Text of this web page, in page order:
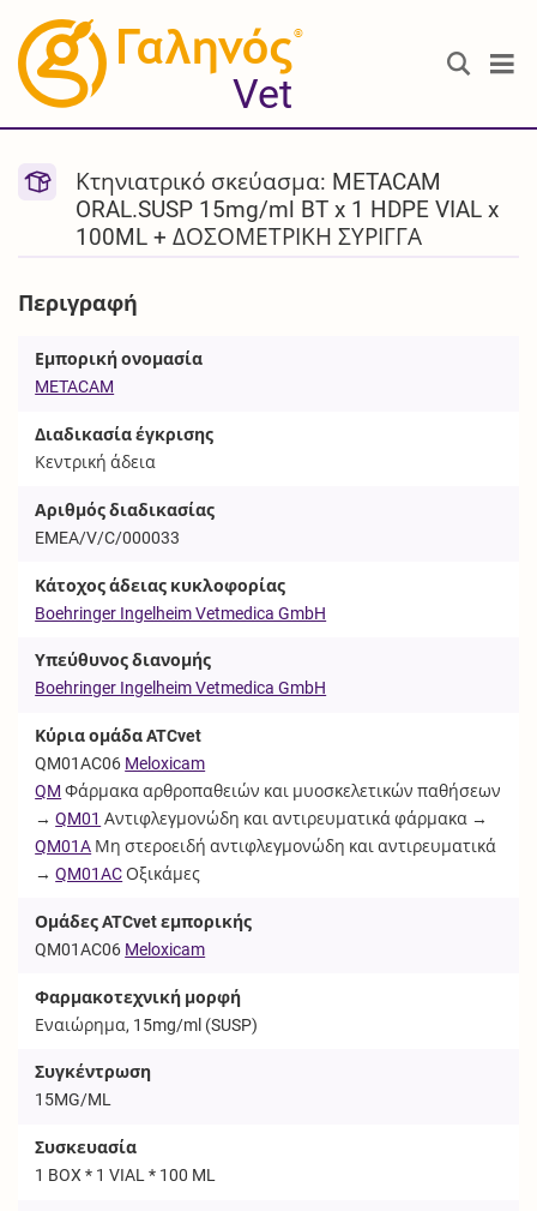
®
Vet
Κτηνιατρικό σκεύασμα: METACAM
ORAL.SUSP 15mg/ml BT x 1 HDPE VIAL x
100ML + ΔΟΣΟΜΕΤΡΙΚΗ ΣΥΡΙΓΓΑ
Περιγραφή
Εμπορική ονομασία
METACAM
Διαδικασία έγκρισης
Κεντρική άδεια
Αριθμός διαδικασίας
EMEA/V/C/000033
Κάτοχος άδειας κυκλοφορίας
Boehringer Ingelheim Vetmedica GmbH
Υπεύθυνος διανομής
Boehringer Ingelheim Vetmedica GmbH
Κύρια ομάδα ATCvet
QM01AC06 Meloxicam
QM Φάρμακα αρθροπαθειών και μυοσκελετικών παθήσεων
→QM01 Αντιφλεγμονώδη και αντιρευματικά φάρμακα →
QM01A Μη στεροειδή αντιφλεγμονώδη και αντιρευματικά
→QM01AC Οξικάμες
Ομάδες ATCvet εμπορικής
QM01AC06 Meloxicam
Φαρμακοτεχνική μορφή
Εναιώρημα, 15mg/ml (SUSP)
Συγκέντρωση
15MG/ML
Συσκευασία
1 BOX * 1 VIAL * 100 ML